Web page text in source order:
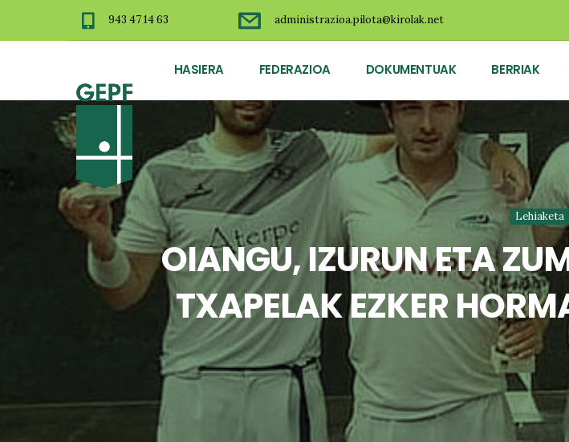
943 47 14 63 administrazioa.pilota@kirolak.net
HASIERA FEDERAZIOA DOKUMENTUAK BERRIAK
Lehiaketa
OIANGU, IZURUN ETA
TXAPELAK EZKER